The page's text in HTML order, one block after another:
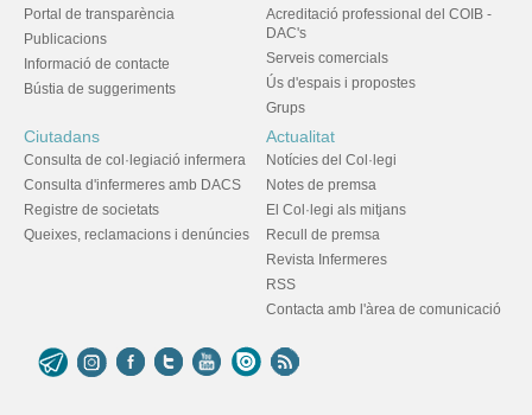
Portal de transparència
Publicacions
Informació de contacte
Bústia de suggeriments
Acreditació professional del COIB -
DAC's
Serveis comercials
Ús d'espais i propostes
Grups
Ciutadans
Consulta de col·legiació infermera
Consulta d'infermeres amb DACS
Registre de societats
Queixes, reclamacions i denúncies
Actualitat
Notícies del Col·legi
Notes de premsa
El Col·legi als mitjans
Recull de premsa
Revista Infermeres
RSS
Contacta amb l'àrea de comunicació